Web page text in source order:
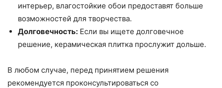
интерьер, влагостойкие обои предоставят больше
возможностей для творчества.
Долговечность: Если вы ищете долговечное
решение, керамическая плитка прослужит дольше.
В любом случае, перед принятием решения
рекомендуется проконсультироваться со